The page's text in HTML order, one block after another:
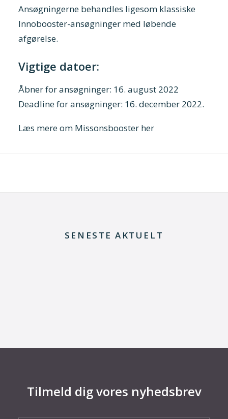
Ansøgningerne behandles ligesom klassiske
Innobooster-ansøgninger med løbende
afgørelse.
Vigtige datoer:
Åbner for ansøgninger: 16. august 2022
Deadline for ansøgninger: 16. december 2022.
Læs mere om Missonsbooster her
SENESTE AKTUELT
Tilmeld dig vores nyhedsbrev